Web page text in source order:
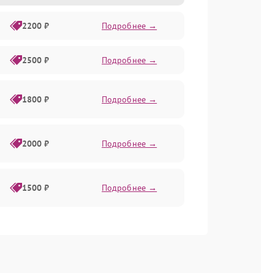
2200 ₽ Подробнее →
2500 ₽ Подробнее →
1800 ₽ Подробнее →
2000 ₽ Подробнее →
1500 ₽ Подробнее →